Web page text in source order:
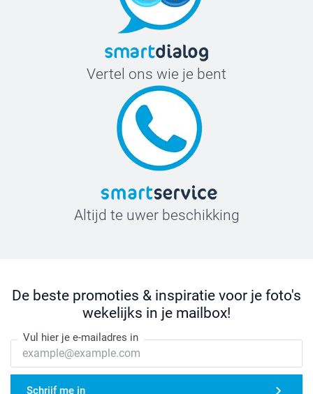
Vertel ons wie je bent
Altijd te uwer beschikking
De beste promoties & inspiratie voor je foto's
wekelijks in je mailbox!
Vul hier je e-mailadres in
Schrijf me in